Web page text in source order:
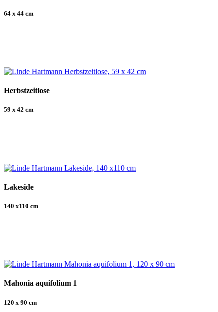
64 x 44 cm
Herbstzeitlose
59 x 42 cm
Lakeside
140 x110 cm
Mahonia aquifolium 1
120 x 90 cm